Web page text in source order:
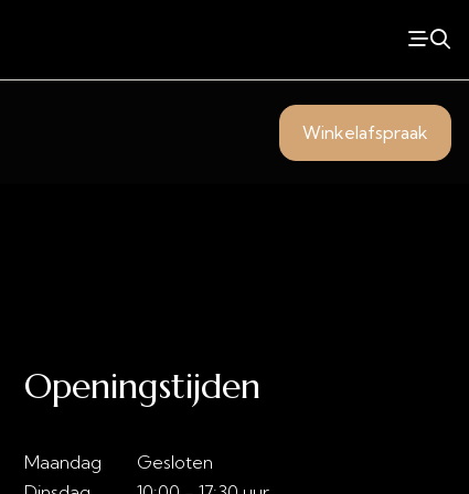
Winkelafspraak
Openingstijden
Maandag
Gesloten